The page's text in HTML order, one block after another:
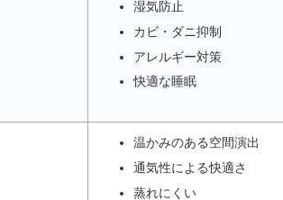
湿気防止
カビ・ダニ抑制
アレルギー対策
快適な睡眠
温かみのある空間演出
通気性による快適さ
蒸れにくい